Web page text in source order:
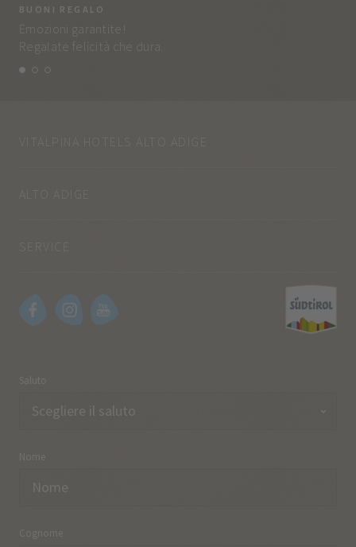
BUONI REGALO
Emozioni garantite!
Regalate felicità che dura.
VITALPINA HOTELS ALTO ADIGE
ALTO ADIGE
Saluto
Nome
Cognome